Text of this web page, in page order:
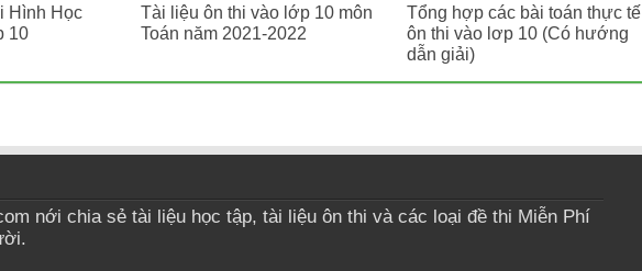
Hình Học
10
Tài liệu ôn thi vào lớp 10 môn
Toán năm 2021-2022
Tổng hợp các bài toán thực tế
ôn thi vào lơp 10 (Có hướng
dẫn giải)
nới chia sẻ tài liệu học tập, tài liệu ôn thi và các loại đề thi Miễn Phí